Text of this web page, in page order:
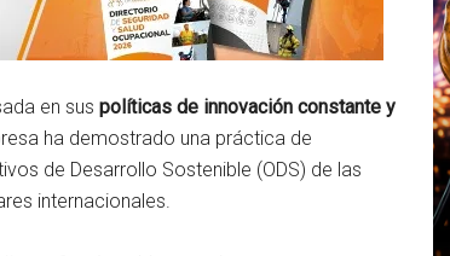
en sus políticas de innovación constante y
ha demostrado una práctica de
de Desarrollo Sostenible (ODS) de las
internacionales.